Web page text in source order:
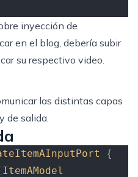
inyección de
en el blog, debería subir
su respectivo video.
las distintas capas
de salida.
{
ItemAModel